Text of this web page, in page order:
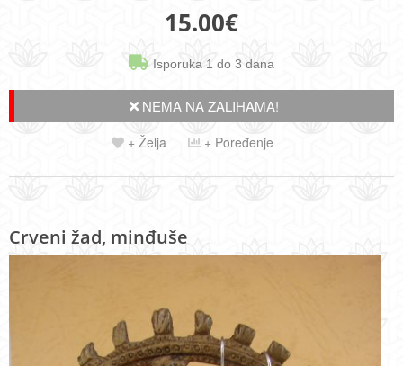
15.00€
Isporuka 1 do 3 dana
NEMA NA ZALIHAMA!
+ Želja + Poređenje
Crveni žad, minđuše